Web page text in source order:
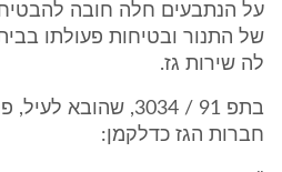
על הנתבעים חלה חובה
של התנור ובטיחות פעולתו
לה שירות גז.
בתפ 91 / 3034, שהובא
חברות הגז כדלקמן: